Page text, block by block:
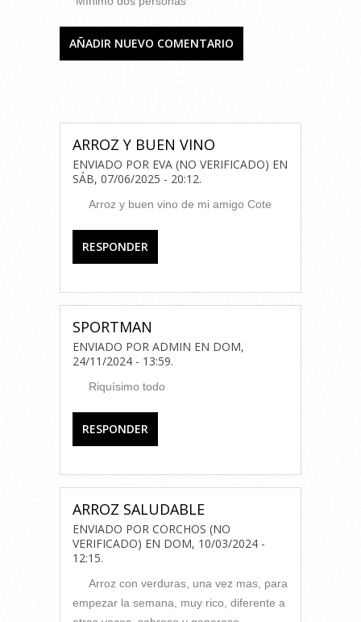
AÑADIR NUEVO COMENTARIO
ARROZ Y BUEN VINO
ENVIADO POR EVA (NO VERIFICADO) EN
SÁB, 07/06/2025 - 20:12.
Arroz y buen vino de mi amigo Cote
RESPONDER
SPORTMAN
ENVIADO POR ADMIN EN DOM,
24/11/2024 - 13:59.
Riquísimo todo
RESPONDER
ARROZ SALUDABLE
ENVIADO POR CORCHOS (NO
VERIFICADO) EN DOM, 10/03/2024 -
12:15.
Arroz con verduras, una vez mas, para
empezar la semana, muy rico, diferente a